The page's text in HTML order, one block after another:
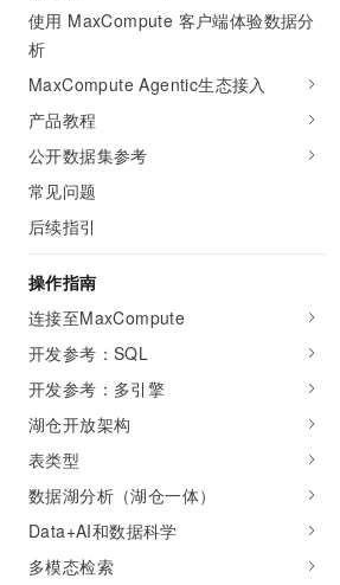
使用 MaxCompute 客户端体验数据分
析
MaxCompute Agentic生态接入
产品教程
公开数据集参考
常见问题
后续指引
操作指南
连接至MaxCompute
开发参考：SQL
开发参考：多引擎
湖仓开放架构
表类型
数据湖分析（湖仓一体）
Data+AI和数据科学
多模态检索
网络与CDN
安全
中间件
数据库
大数据计算
媒体服务
企业服务与云通信
终端用户计算
Serverless
迁移与运维管理
安全
网络
可观测
企业出海
政企业务